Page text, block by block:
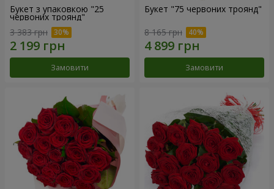
Букет з упаковкою "25
червоних троянд"
3 383 грн
Замовити
Букет "75 червоних троянд"
8 165 грн
Замовити